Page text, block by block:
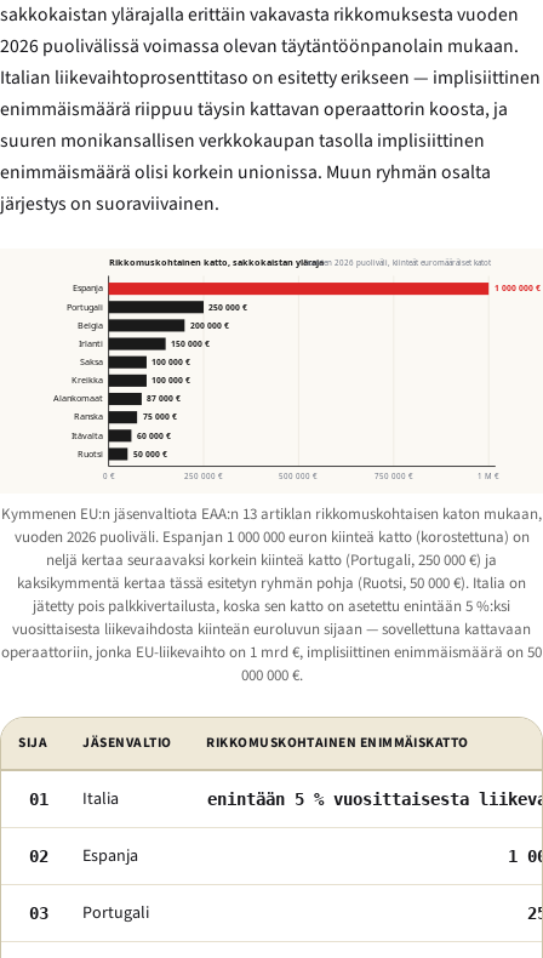
sakkokaistan ylärajalla erittäin vakavasta rikkomuksesta vuoden
2026 puolivälissä voimassa olevan täytäntöönpanolain mukaan.
Italian liikevaihtoprosenttitaso on esitetty erikseen — implisiittinen
enimmäismäärä riippuu täysin kattavan operaattorin koosta, ja
suuren monikansallisen verkkokaupan tasolla implisiittinen
enimmäismäärä olisi korkein unionissa. Muun ryhmän osalta
järjestys on suoraviivainen.
0 € 250 000 € 500 000 € 750 000 € 1 M €
Espanja
Portugali
Belgia
Irlanti
Saksa
Kreikka
Alankomaat
Ranska
Itävalta
Ruotsi
1 000 000 €
250 000 €
200 000 €
150 000 €
100 000 €
100 000 €
87 000 €
75 000 €
60 000 €
50 000 €
Rikkomuskohtainen katto, sakkokaistan ylärajavuoden 2026 puoliväli, kiinteät euromääräiset katot
Kymmenen EU:n jäsenvaltiota EAA:n 13 artiklan rikkomuskohtaisen katon mukaan,
vuoden 2026 puoliväli. Espanjan 1 000 000 euron kiinteä katto (korostettuna) on
neljä kertaa seuraavaksi korkein kiinteä katto (Portugali, 250 000 €) ja
kaksikymmentä kertaa tässä esitetyn ryhmän pohja (Ruotsi, 50 000 €). Italia on
jätetty pois palkkivertailusta, koska sen katto on asetettu enintään 5 %:ksi
vuosittaisesta liikevaihdosta kiinteän euroluvun sijaan — sovellettuna kattavaan
operaattoriin, jonka EU-liikevaihto on 1 mrd €, implisiittinen enimmäismäärä on 50
000 000 €.
EU:n jäsenvaltiot järjestettynä rikkomuskohtaisen 13 artiklan
SIJA JÄSENVALTIO RIKKOMUSKOHTAINEN ENIMMÄISKATTO
01 Italia enintään 5 % vuosittaisesta
02 Espanja 1
03 Portugali